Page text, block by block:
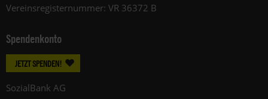
Vereinsregisternummer: VR 36372 B
Spendenkonto
JETZT SPENDEN!
SozialBank AG